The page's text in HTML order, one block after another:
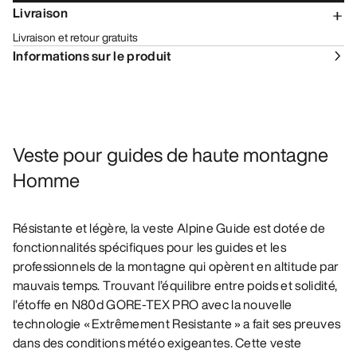
Livraison
Livraison et retour gratuits
Informations sur le produit
Veste pour guides de haute montagne
Homme
Résistante et légère, la veste Alpine Guide est dotée de
fonctionnalités spécifiques pour les guides et les
professionnels de la montagne qui opèrent en altitude par
mauvais temps. Trouvant l’équilibre entre poids et solidité,
l’étoffe en N80d GORE-TEX PRO avec la nouvelle
technologie « Extrêmement Resistante » a fait ses preuves
dans des conditions météo exigeantes. Cette veste